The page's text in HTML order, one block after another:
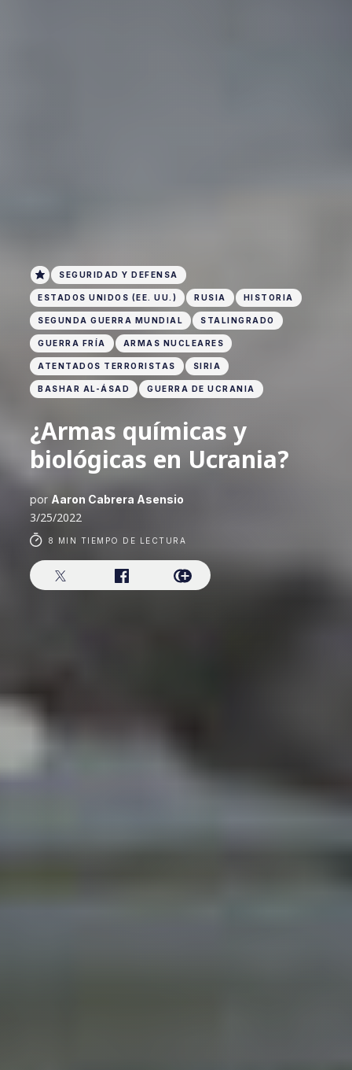
SEGURIDAD Y DEFENSA
ESTADOS UNIDOS (EE. UU.) RUSIA HISTORIA
SEGUNDA GUERRA MUNDIAL STALINGRADO
GUERRA FRÍA ARMAS NUCLEARES
ATENTADOS TERRORISTAS SIRIA
BASHAR AL-ÁSAD GUERRA DE UCRANIA
¿Armas químicas y
biológicas en Ucrania?
por Aaron Cabrera Asensio
3/25/2022
8 MIN TIEMPO DE LECTURA